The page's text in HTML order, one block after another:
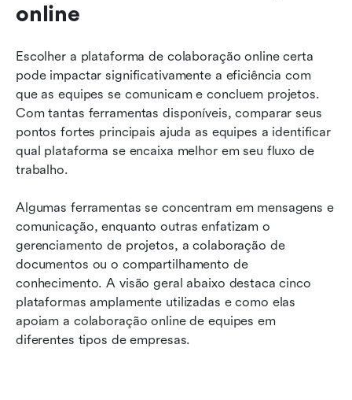
online
Escolher a plataforma de colaboração online certa
pode impactar significativamente a eficiência com
que as equipes se comunicam e concluem projetos.
Com tantas ferramentas disponíveis, comparar seus
pontos fortes principais ajuda as equipes a identificar
qual plataforma se encaixa melhor em seu fluxo de
trabalho.
Algumas ferramentas se concentram em mensagens e
comunicação, enquanto outras enfatizam o
gerenciamento de projetos, a colaboração de
documentos ou o compartilhamento de
conhecimento. A visão geral abaixo destaca cinco
plataformas amplamente utilizadas e como elas
apoiam a colaboração online de equipes em
diferentes tipos de empresas.